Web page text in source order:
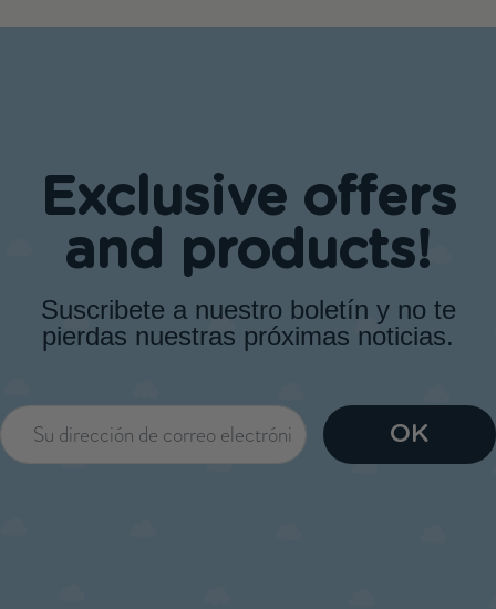
Exclusive offers
and products!
Suscribete a nuestro boletín y no te
pierdas nuestras próximas noticias.